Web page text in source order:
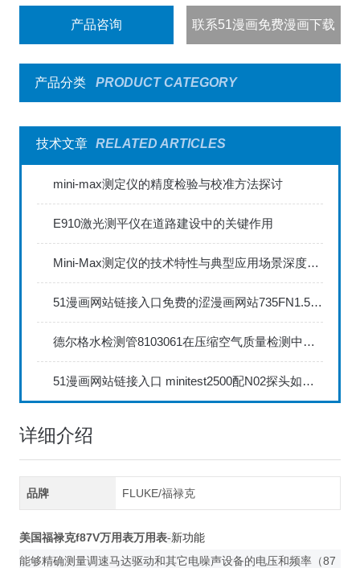
产品咨询 联系51漫画免费漫画下载
产品分类 PRODUCT CATEGORY
技术文章 RELATED ARTICLES
mini-max测定仪的精度检验与校准方法探讨
E910激光测平仪在道路建设中的关键作用
Mini-Max测定仪的技术特性与典型应用场景深度解读
51漫画网站链接入口免费的涩漫画网站735FN1.5正确的校准步骤
德尔格水检测管8103061在压缩空气质量检测中的应用
51漫画网站链接入口 minitest2500配N02探头如何两点校准？
详细介绍
品牌 FLUKE/福禄克
美国福禄克f87V万用表万用表-新功能
能够精确测量调速马达驱动和其它电噪声设备的电压和频率（87